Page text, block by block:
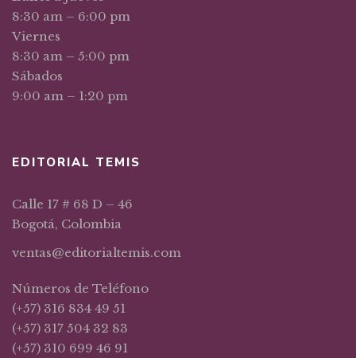
8:30 am – 6:00 pm
Viernes
8:30 am – 5:00 pm
Sábados
9:00 am – 1:20 pm
EDITORIAL TEMIS
Calle 17 # 68 D – 46
Bogotá, Colombia
ventas@editorialtemis.com
Números de Teléfono
(+57) 316 834 49 51
(+57) 317 504 32 83
(+57) 310 699 46 91